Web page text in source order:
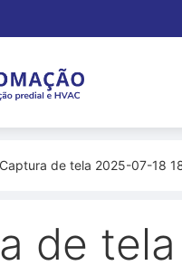
Captura de tela 2025-07-18
de